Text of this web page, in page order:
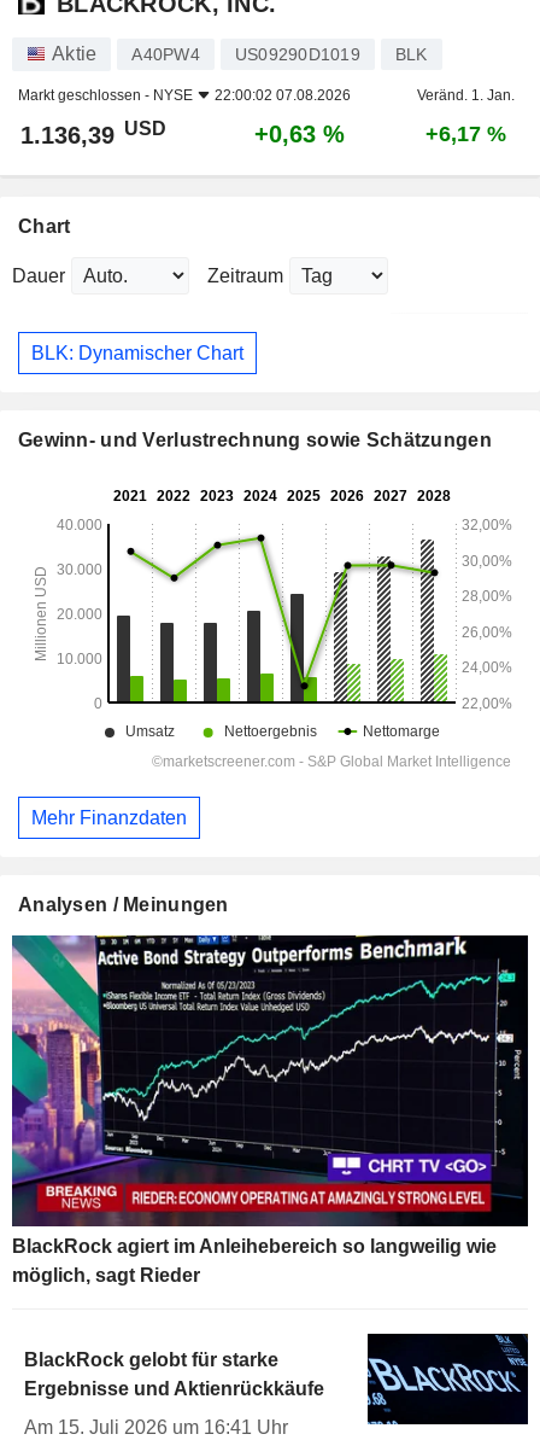
Aktie A40PW4 US09290D1019 BLK
Markt geschlossen - NYSE 22:00:02 07.08.2026 Veränd. 1. Jan.
1.136,39 USD +0,63 % +6,17 %
Chart
Dauer Zeitraum
BLK: Dynamischer Chart
Gewinn- und Verlustrechnung sowie Schätzungen
Mehr Finanzdaten
Analysen / Meinungen
BlackRock agiert im Anleihebereich so langweilig wie
möglich, sagt Rieder
BlackRock gelobt für starke
Ergebnisse und Aktienrückkäufe
Am 15. Juli 2026 um 16:41 Uhr